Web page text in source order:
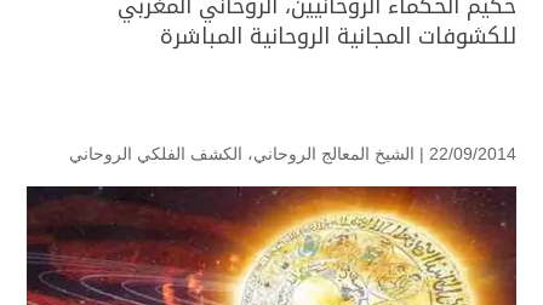
للكشوفات المجانية الروحانية المباشرة
22/09/2014 | الشيخ المعالج الروحاني، الكشف الفلكي الروحاني